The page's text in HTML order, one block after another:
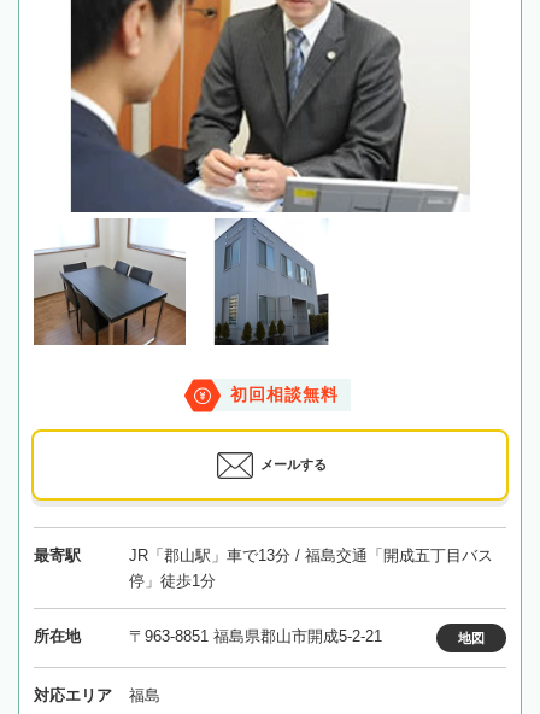
初回相談無料
メールする
最寄駅
JR「郡山駅」車で13分 / 福島交通「開成五丁目バス
停」徒歩1分
所在地 〒963-8851 福島県郡山市開成5-2-21 地図
対応エリア 福島